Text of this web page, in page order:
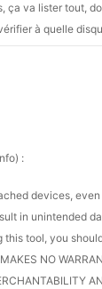
va lister tout,
à quelle
:
devices,
in unintended
tool, you
NO